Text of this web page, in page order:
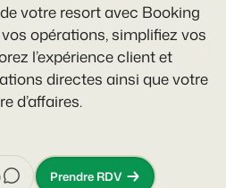
via votre site web.
L'intégration est possible.
et caravanes.
plongée et de golf.
un expert.
et des conseils pratiques.
votre resort avec Booking
opérations, simplifiez vos
l’expérience client et
directes ainsi que votre
d’affaires.
Prendre RDV